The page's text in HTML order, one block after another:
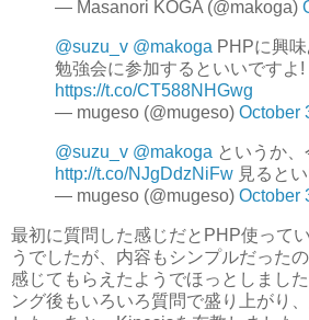
— Masanori KOGA (@makoga)
@suzu_v @makoga PHPに興
勉強会に参加するといいですよ!
https://t.co/CT588NHGwg
— mugeso (@mugeso) October
@suzu_v @makoga というか
http://t.co/NJgDdzNiFw 見ると
— mugeso (@mugeso) October
最初に質問した感じだとPHP使って
うでしたが、内容もシンプルだった
感じてもらえたようでほっとしまし
ング後もいろいろ質問で盛り上がり